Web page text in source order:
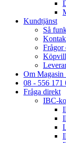
Kundtjänst
Så
Frågor
Om Magasin
08 - 556 171
Fråga direkt
IBC-